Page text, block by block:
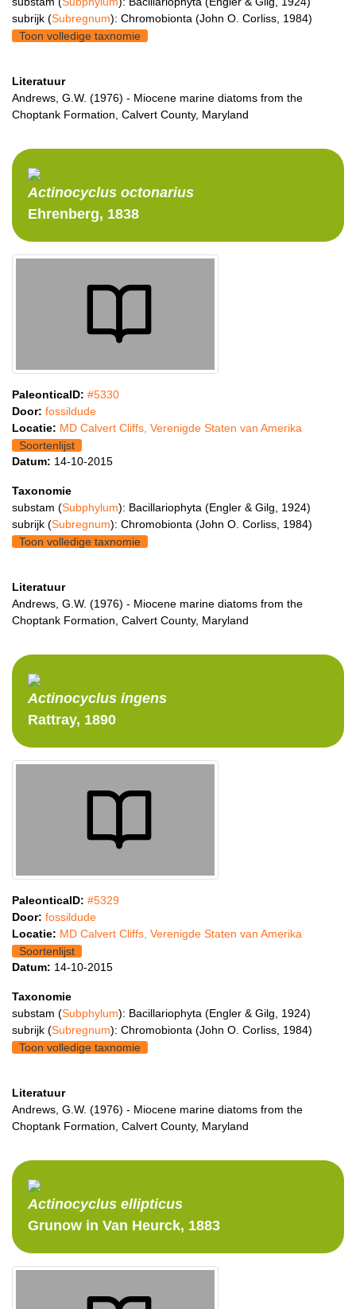
subrijk (Subregnum): Chromobionta (John O. Corliss, 1984)
Toon volledige taxnomie
Literatuur
Andrews, G.W. (1976) - Miocene marine diatoms from the
Choptank Formation, Calvert County, Maryland
Actinocyclus octonarius
Ehrenberg, 1838
PaleonticaID: #5330
Door: fossildude
Locatie: MD Calvert Cliffs, Verenigde Staten van Amerika
Soortenlijst
Datum: 14-10-2015
Taxonomie
substam (Subphylum): Bacillariophyta (Engler & Gilg, 1924)
subrijk (Subregnum): Chromobionta (John O. Corliss, 1984)
Toon volledige taxnomie
Literatuur
Andrews, G.W. (1976) - Miocene marine diatoms from the
Choptank Formation, Calvert County, Maryland
Actinocyclus ingens
Rattray, 1890
PaleonticaID: #5329
Door: fossildude
Locatie: MD Calvert Cliffs, Verenigde Staten van Amerika
Soortenlijst
Datum: 14-10-2015
Taxonomie
substam (Subphylum): Bacillariophyta (Engler & Gilg, 1924)
subrijk (Subregnum): Chromobionta (John O. Corliss, 1984)
Toon volledige taxnomie
Literatuur
Andrews, G.W. (1976) - Miocene marine diatoms from the
Choptank Formation, Calvert County, Maryland
Actinocyclus ellipticus
Grunow in Van Heurck, 1883